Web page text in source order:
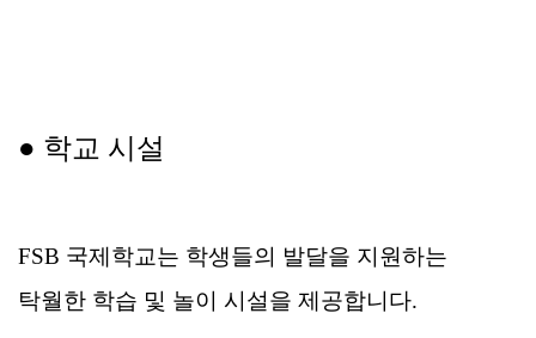
● 학교 시설
FSB 국제학교는 학생들의 발달을 지원하는
탁월한 학습 및 놀이 시설을 제공합니다.